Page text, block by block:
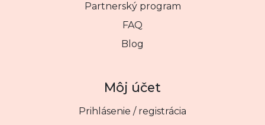
Partnerský program
FAQ
Blog
Môj účet
Prihlásenie / registrácia